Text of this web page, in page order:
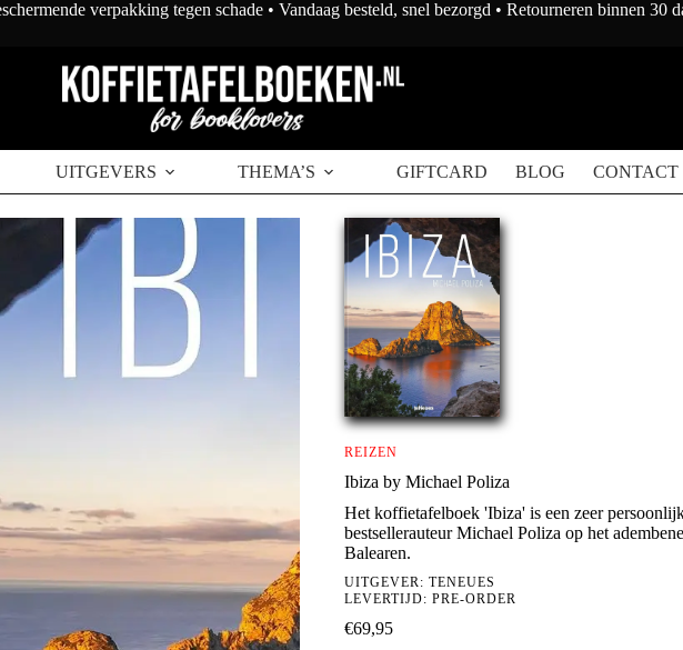
verpakking tegen schade • Vandaag besteld, snel bezorgd • Retourneren binnen 30
UITGEVERS THEMA’S GIFTCARD BLOG CONTACT
REIZEN
Ibiza by Michael Poliza
Het koffietafelboek 'Ibiza' is een zeer
bestsellerauteur Michael Poliza op het
Balearen.
UITGEVER: TENEUES
LEVERTIJD: PRE-ORDER
€69,95